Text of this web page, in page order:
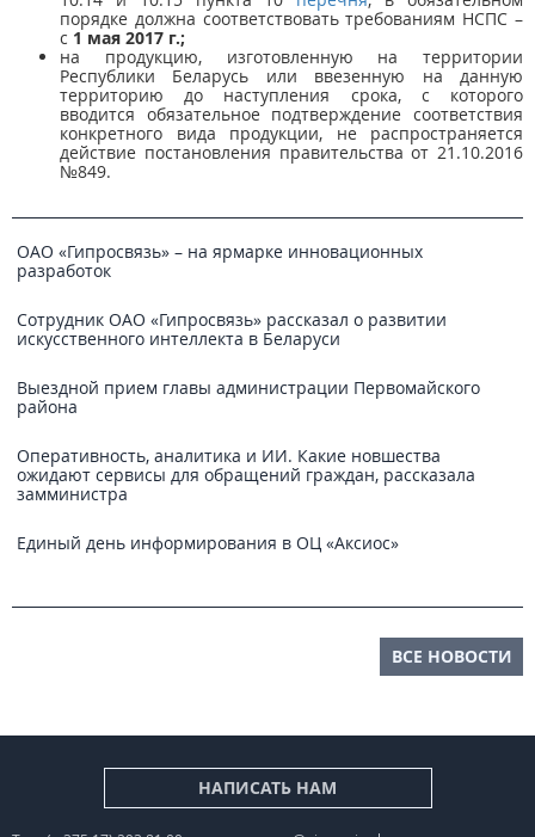
порядке должна соответствовать требованиям НСПС –
с 1 мая 2017 г.;
на продукцию, изготовленную на территории
Республики Беларусь или ввезенную на данную
территорию до наступления срока, с которого
вводится обязательное подтверждение соответствия
конкретного вида продукции, не распространяется
действие постановления правительства от 21.10.2016
№849.
ОАО «Гипросвязь» – на ярмарке инновационных
разработок
Сотрудник ОАО «Гипросвязь» рассказал о развитии
искусственного интеллекта в Беларуси
Выездной прием главы администрации Первомайского
района
Оперативность, аналитика и ИИ. Какие новшества
ожидают сервисы для обращений граждан, рассказала
замминистра
Единый день информирования в ОЦ «Аксиос»
ВСЕ НОВОСТИ
НАПИСАТЬ НАМ